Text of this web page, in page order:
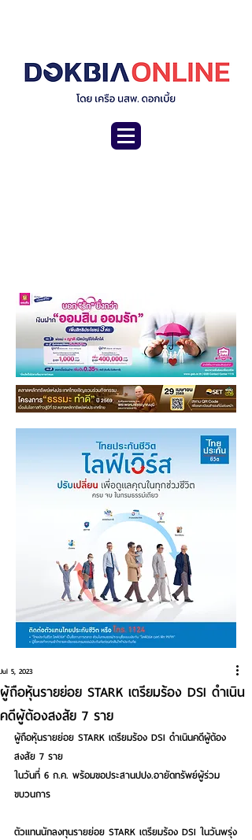
ผู้ถือหุ้นรายย่อย STARK เตรียมร้อง DSI ดำเนิน
คดีผู้ต้องสงสัย 7 ราย
Jul 5, 2023
ผู้ถือหุ้นรายย่อย STARK เตรียมร้อง DSI ดำเนินคดีผู้ต้อง
สงสัย 7 ราย
ในวันที่ 6 ก.ค. พร้อมขอประสานปปง.อายัดทรัพย์ผู้ร่วม
ขบวนการ
ตัวแทนนักลงทุนรายย่อย STARK เตรียมร้อง DSI ในวันพรุ่ง